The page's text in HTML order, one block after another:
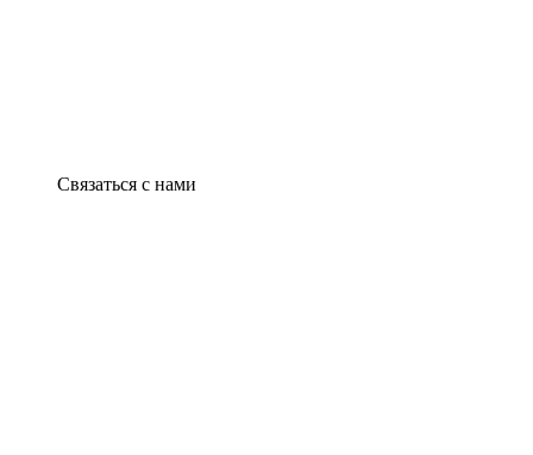
Связаться с нами